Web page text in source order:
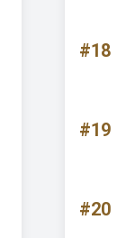
#18
#19
#20